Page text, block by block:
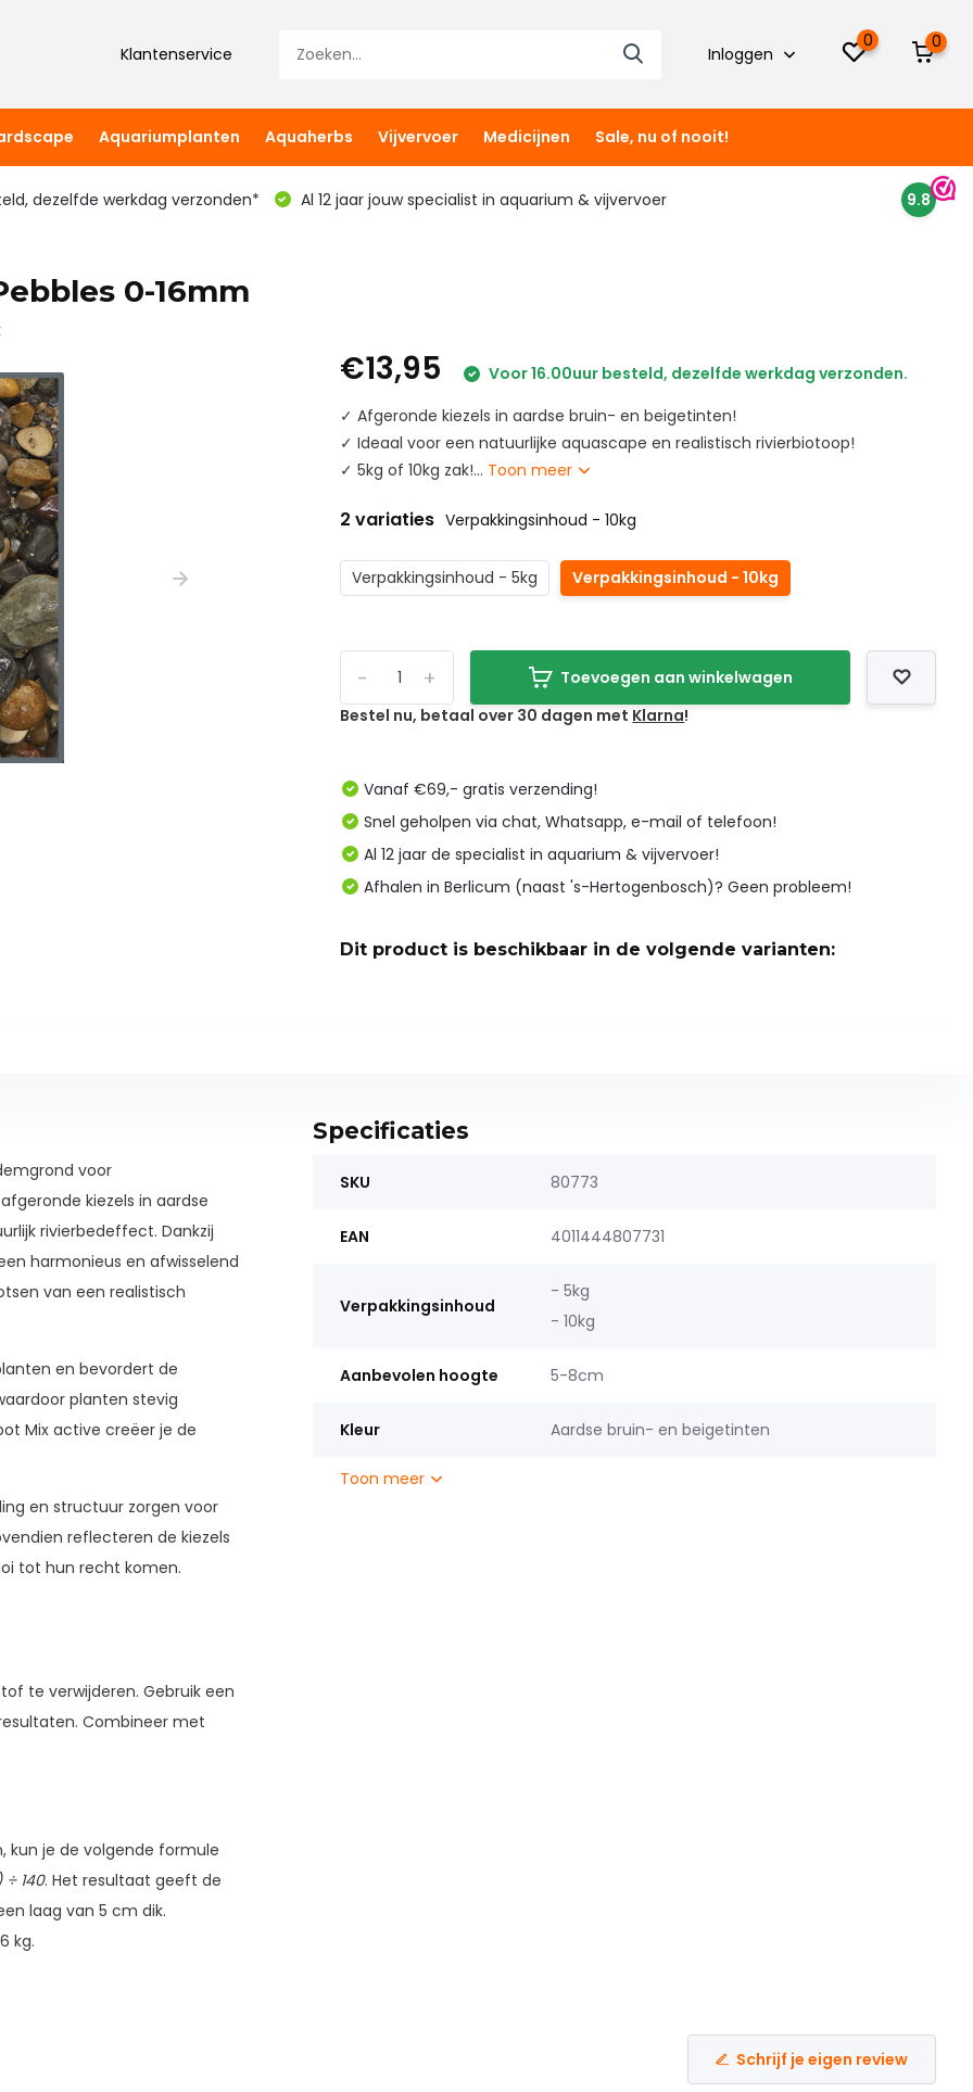
Klantenservice Inloggen
0 0
Aquariumplanten Aquaherbs Vijvervoer Medicijnen Sale, nu of nooit!
dezelfde werkdag verzonden* Al 12 jaar jouw specialist in aquarium & vijvervoer 9.8
0-16mm
€13,95
Voor 16.00uur besteld, dezelfde werkdag verzonden.
✓ Afgeronde kiezels in aardse bruin- en beigetinten!
✓ Ideaal voor een natuurlijke aquascape en realistisch rivierbiotoop!
✓ 5kg of 10kg zak!... Toon meer
2 variaties Verpakkingsinhoud - 10kg
Verpakkingsinhoud - 5kg Verpakkingsinhoud - 10kg
+
-
Toevoegen aan winkelwagen
Bestel nu, betaal over 30 dagen met Klarna!
Vanaf €69,- gratis verzending!
Snel geholpen via chat, Whatsapp, e-mail of telefoon!
Al 12 jaar de specialist in aquarium & vijvervoer!
Afhalen in Berlicum (naast 's-Hertogenbosch)? Geen probleem!
Dit product is beschikbaar in de volgende varianten:
voor
kiezels in aardse
rivierbedeffect. Dankzij
harmonieus en afwisselend
van een realistisch
en bevordert de
planten stevig
Mix active creëer je de
en structuur zorgen voor
reflecteren de kiezels
tot hun recht komen.
te verwijderen. Gebruik een
Combineer met
kun je de volgende formule
140. Het resultaat geeft de
laag van 5 cm dik.
kg.
Specificaties
SKU 80773
EAN 4011444807731
Verpakkingsinhoud
- 5kg
- 10kg
Aanbevolen hoogte 5-8cm
Kleur Aardse bruin- en beigetinten
Toon meer
Schrijf je eigen review